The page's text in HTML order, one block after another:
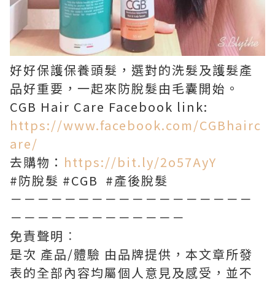
好好保護保養頭髮，選對的洗髮及護髮產
品好重要，一起來防脫髮由毛囊開始。
CGB Hair Care Facebook link:
https://www.facebook.com/CGBhairc
are/
去購物： https://bit.ly/2o57AyY
#防脫髮 #CGB #產後脫髮
－－－－－－－－－－－－－－－－－－
－－－－－－－－－－－－－
免責聲明︰
是次 產品/體驗 由品牌提供，本文章所發
表的全部內容均屬個人意見及感受，並不